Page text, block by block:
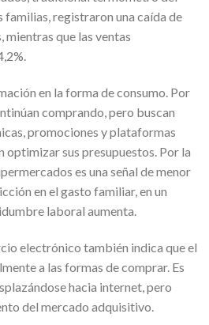
familias, registraron una caída de
mientras que las ventas
en la forma de consumo. Por
comprando, pero buscan
promociones y plataformas
optimizar sus presupuestos. Por la
es una señal de menor
en el gasto familiar, en un
laboral aumenta.
electrónico también indica que el
a las formas de comprar. Es
hacia internet, pero
del mercado adquisitivo.